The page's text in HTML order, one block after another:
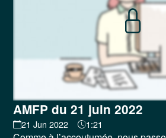
AMFP du 21 juin 2022
21 Jun 2022 1:21